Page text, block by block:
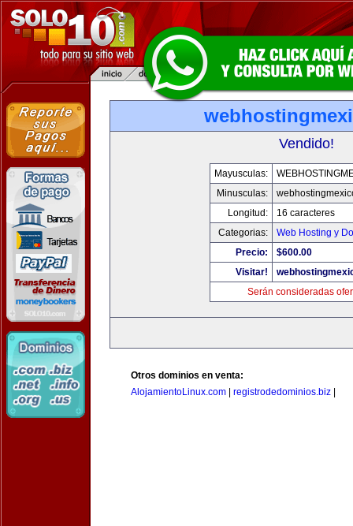
Vendido!
Mayusculas:
Minusculas:
Longitud:
16 caracteres
Categorias:
Web Hosting y
Precio:
$600.00
Visitar!
Serán consideradas
Otros dominios en venta:
AlojamientoLinux.com
registrodedominios.biz